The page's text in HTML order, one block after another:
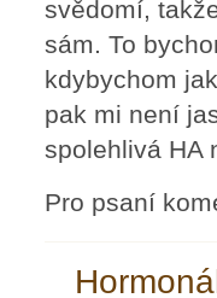
svědomí,
sám. To
kdybychom
pak mi není
spolehlivá HA
Pro psaní